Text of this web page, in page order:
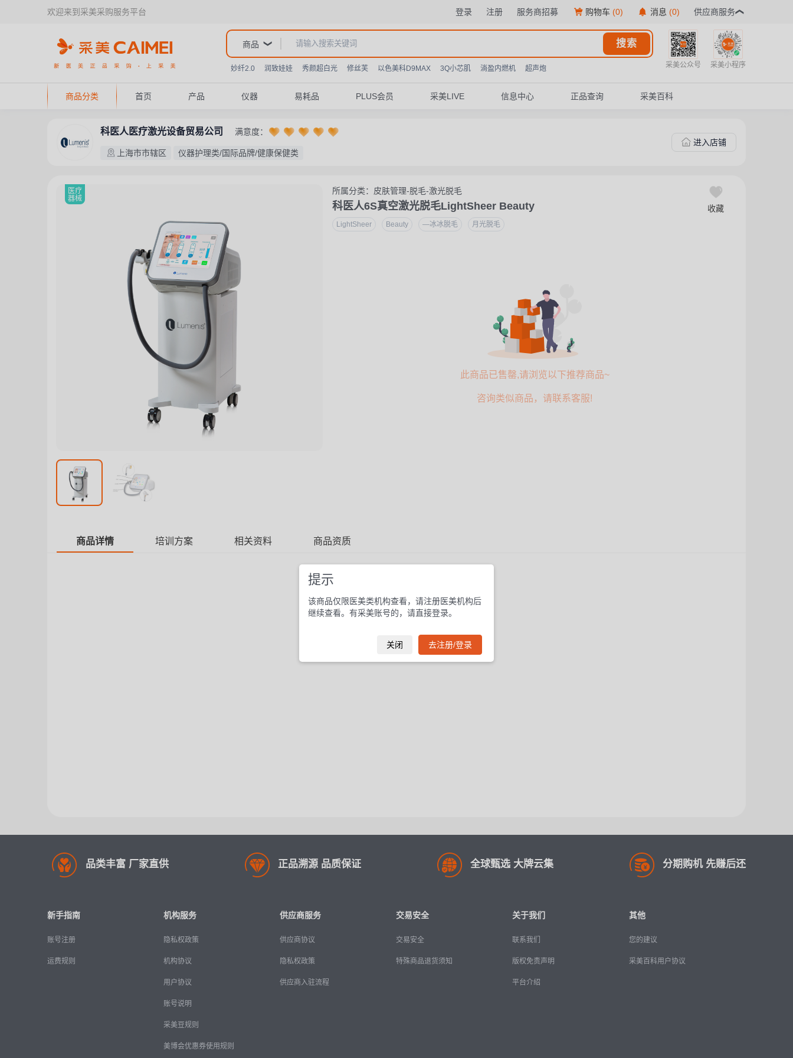
欢迎来到采美采购服务平台 供应商服务
消息 (0)
购物车 (0)
服务商招募
注册
登录
商品 搜索
妙纤2.0 润致娃娃 秀颜超白光 修丝芙 以色美科D9MAX 3Q小芯肌 淌盈内燃机 超声炮 采美公众号 采美小程序
商品分类 首页 产品 仪器 易耗品 PLUS会员 采美LIVE 信息中心 正品查询 采美百科
科医人医疗激光设备贸易公司 满意度：
上海市市辖区 仪器护理类/国际品牌/健康保健类
进入店铺
医疗
器械
收藏
所属分类：皮肤管理-脱毛-激光脱毛
科医人6S真空激光脱毛LightSheer Beauty
LightSheer Beauty —冰冰脱毛 月光脱毛
此商品已售罄,请浏览以下推荐商品~
咨询类似商品，请联系客服!
商品详情 培训方案 相关资料 商品资质
品类丰富 厂家直供 正品溯源 品质保证 全球甄选 大牌云集 分期购机 先赚后还
新手指南
账号注册
运费规则
机构服务
隐私权政策
机构协议
用户协议
账号说明
采美豆规则
美博会优惠券使用规则
供应商服务
供应商协议
隐私权政策
供应商入驻流程
交易安全
交易安全
特殊商品退货须知
关于我们
联系我们
版权免责声明
平台介绍
其他
您的建议
采美百科用户协议
提示
该商品仅限医美类机构查看，请注册医美机构后
继续查看。有采美账号的，请直接登录。
关闭 去注册/登录